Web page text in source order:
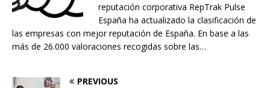
reputación corporativa RepTrak Pulse
España ha actualizado la clasificación de
las empresas con mejor reputación de España. En base a las
más de 26.000 valoraciones recogidas sobre las…
PREVIOUS